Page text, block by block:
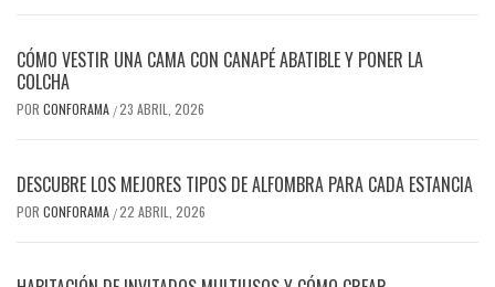
CÓMO VESTIR UNA CAMA CON CANAPÉ ABATIBLE Y PONER LA
COLCHA
POR CONFORAMA /23 ABRIL, 2026
DESCUBRE LOS MEJORES TIPOS DE ALFOMBRA PARA CADA ESTANCIA
POR CONFORAMA /22 ABRIL, 2026